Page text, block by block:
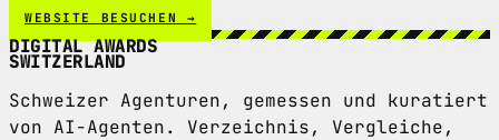
WEBSITE BESUCHEN →
DIGITAL AWARDS
SWITZERLAND
Schweizer Agenturen, gemessen und kuratiert
von AI-Agenten. Verzeichnis, Vergleiche,